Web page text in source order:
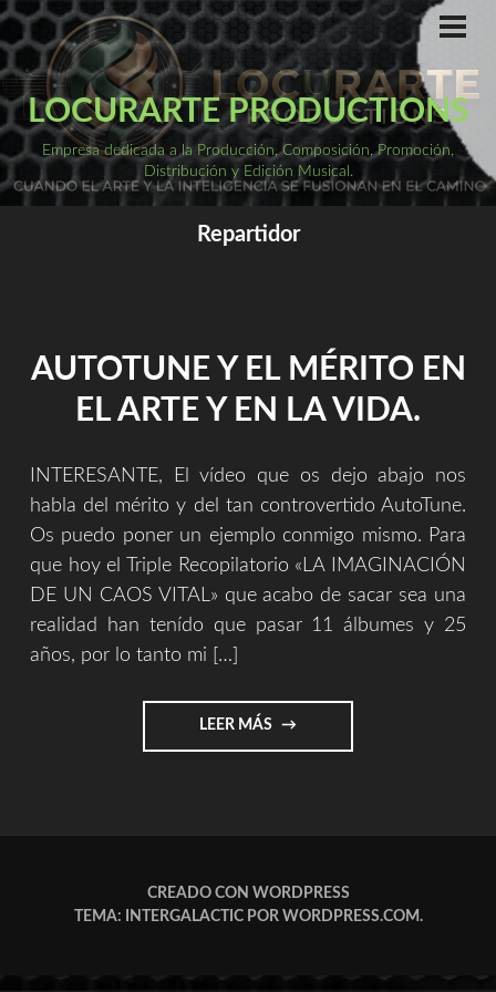
Saltar
al
contenido
LOCURARTE PRODUCTIONS
Empresa dedicada a la Producción, Composición, Promoción,
Distribución y Edición Musical.
Repartidor
AUTOTUNE Y EL MÉRITO EN
EL ARTE Y EN LA VIDA.
INTERESANTE, El vídeo que os dejo abajo nos
habla del mérito y del tan controvertido AutoTune.
Os puedo poner un ejemplo conmigo mismo. Para
que hoy el Triple Recopilatorio «LA IMAGINACIÓN
DE UN CAOS VITAL» que acabo de sacar sea una
realidad han tenído que pasar 11 álbumes y 25
años, por lo tanto mi […]
LEER MÁS "AUTOTUNE
Y
Y
EN
CREADO CON WORDPRESS
TEMA: INTERGALACTIC POR WORDPRESS.COM.